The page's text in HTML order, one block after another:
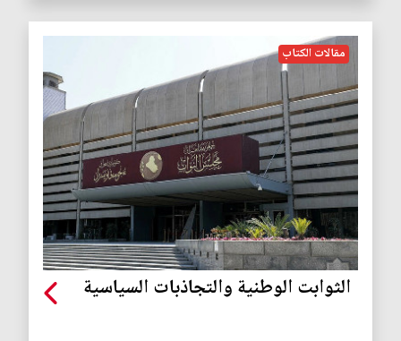
مقالات الكتاب
الثوابت الوطنية والتجاذبات السياسية